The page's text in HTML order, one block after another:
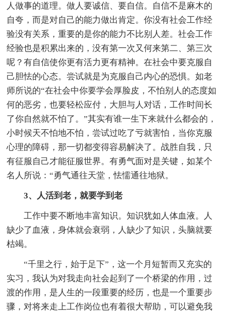
人做事的道理。做人要诚信、要自信。自信不是麻木的
自夸，而是对自己的能力做出肯定。你没有社会工作经
验没有关系，重要的是你的能力不比别人差。社会工作
经验也是积累出来的，没有第一次又何来第二、第三次
呢？有自信使你更有活力更有精神。在社会中要克服自
己胆怯的心态。尝试就是为克服自己内心的恐惧。如老
师所说的“在社会中你要学会厚脸皮，不怕别人的态度如
何的恶劣，也要轻松应付，大胆与人对话，工作时间长
了你自然就不怕了。”其实有谁一生下来就什么都会的，
小时候天不怕地不怕，尝试过吃了亏就害怕，当你克服
心理的障碍，那一切都变得容易解决了。战胜自我，只
有征服自己才能征服世界。有勇气面对是关键，如某个
名人所说：“勇气通往天堂，怯懦通往地狱。
3、人活到老，就要学到老
工作中要不断地丰富知识。知识犹如人体血液。人
缺少了血液，身体就会衰弱，人缺少了知识，头脑就要
枯竭。
“千里之行，始于足下”，这一个月短暂而又充实的
实习，我认为对我走向社会起到了一个桥梁的作用，过
渡的作用，是人生的一段重要的经历，也是一个重要步
骤，对将来走上工作岗位也有着很大帮助，可以避免我